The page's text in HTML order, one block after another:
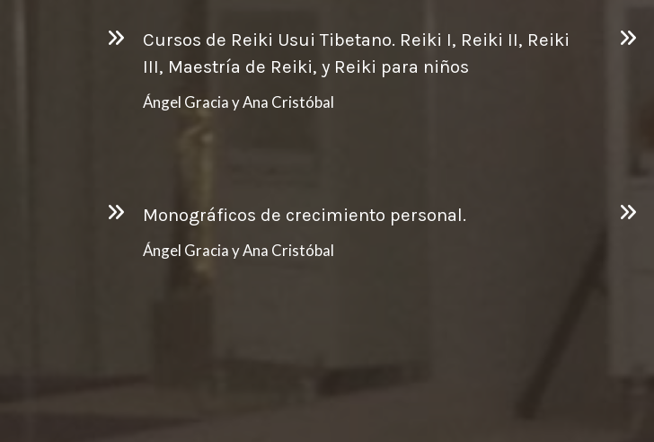
Cursos de Reiki Usui Tibetano. Reiki I, Reiki II, Reiki
III, Maestría de Reiki, y Reiki para niños
Ángel Gracia y Ana Cristóbal
Monográficos de crecimiento personal.
Ángel Gracia y Ana Cristóbal